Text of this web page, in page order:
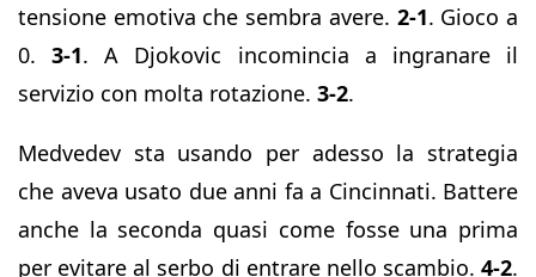
tensione emotiva che sembra avere. 2-1. Gioco a
0.3-1. A Djokovic incomincia a ingranare il
servizio con molta rotazione. 3-2.
Medvedev sta usando per adesso la strategia
che aveva usato due anni fa a Cincinnati. Battere
anche la seconda quasi come fosse una prima
per evitare al serbo di entrare nello scambio. 4-2.